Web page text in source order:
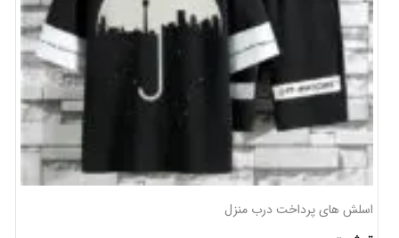
اسلش های پرداخت درب منزل